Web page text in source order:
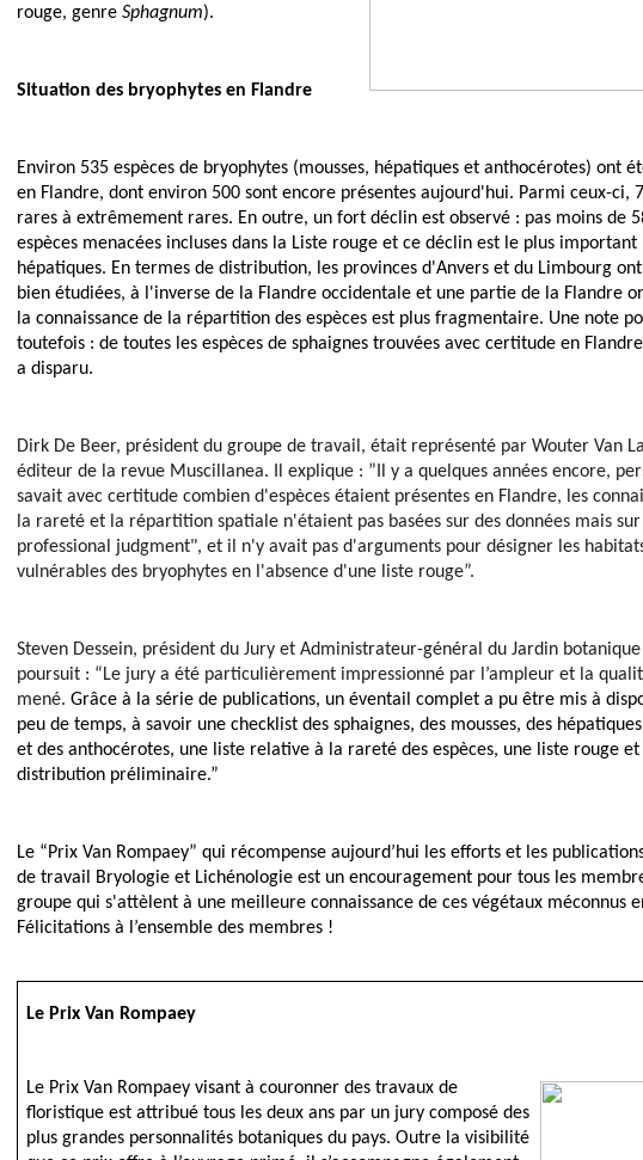
rouge, genre Sphagnum).
Situation des bryophytes en Flandre
Environ 535 espèces de bryophytes (mousses, hépatiques et anthocérotes) ont
en Flandre, dont environ 500 sont encore présentes aujourd'hui. Parmi ceux-ci,
rares à extrêmement rares. En outre, un fort déclin est observé : pas moins de
espèces menacées incluses dans la Liste rouge et ce déclin est le plus important
hépatiques. En termes de distribution, les provinces d'Anvers et du Limbourg
bien étudiées, à l'inverse de la Flandre occidentale et une partie de la Flandre
la connaissance de la répartition des espèces est plus fragmentaire. Une note
toutefois : de toutes les espèces de sphaignes trouvées avec certitude en
a disparu.
Dirk De Beer, président du groupe de travail, était représenté par Wouter Van
éditeur de la revue Muscillanea. Il explique : ”Il y a quelques années encore,
savait avec certitude combien d'espèces étaient présentes en Flandre, les
la rareté et la répartition spatiale n'étaient pas basées sur des données mais
professional judgment", et il n'y avait pas d'arguments pour désigner les
vulnérables des bryophytes en l'absence d'une liste rouge”.
Steven Dessein, président du Jury et Administrateur-général du Jardin
poursuit : “Le jury a été particulièrement impressionné par l’ampleur et la
mené. Grâce à la série de publications, un éventail complet a pu être mis à
peu de temps, à savoir une checklist des sphaignes, des mousses, des
et des anthocérotes, une liste relative à la rareté des espèces, une liste rouge
distribution préliminaire.”
Le “Prix Van Rompaey” qui récompense aujourd’hui les efforts et les
de travail Bryologie et Lichénologie est un encouragement pour tous les
groupe qui s'attèlent à une meilleure connaissance de ces végétaux méconnus
Félicitations à l’ensemble des membres !
Le Prix Van Rompaey
Le Prix Van Rompaey visant à couronner des travaux de
floristique est attribué tous les deux ans par un jury composé des
plus grandes personnalités botaniques du pays. Outre la visibilité